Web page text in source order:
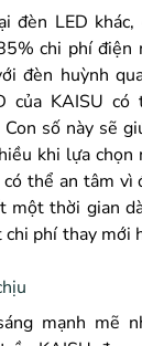
đèn LED
chi phí điện
đèn huỳnh
của KAISU có
số này sẽ
khi lựa chọn
có thể an tâm vì
một thời gian
chi phí thay mới
mạnh mẽ